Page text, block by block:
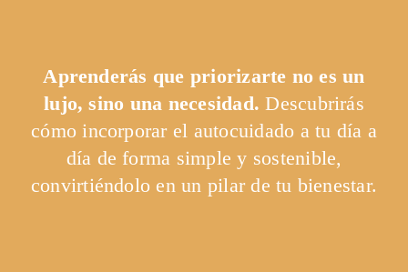
Aprenderás que priorizarte no es un
lujo, sino una necesidad. Descubrirás
cómo incorporar el autocuidado a tu día a
día de forma simple y sostenible,
convirtiéndolo en un pilar de tu bienestar.